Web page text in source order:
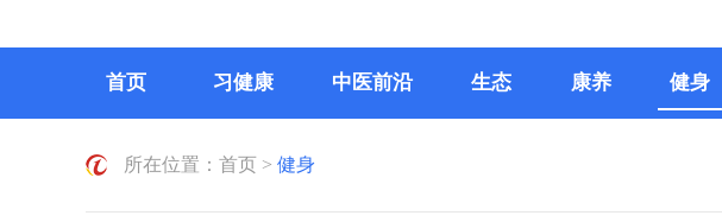
首页 习健康 中医前沿 生态 康养 健身
所在位置： 首页 > 健身